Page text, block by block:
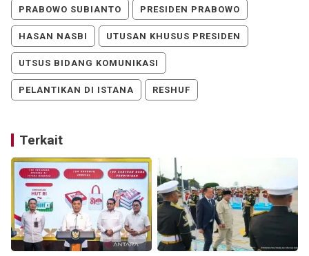
PRABOWO SUBIANTO PRESIDEN PRABOWO
HASAN NASBI UTUSAN KHUSUS PRESIDEN
UTSUS BIDANG KOMUNIKASI
PELANTIKAN DI ISTANA RESHUF
Terkait